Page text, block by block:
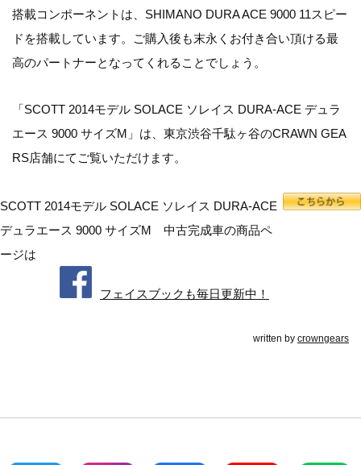
搭載コンポーネントは、SHIMANO DURA ACE 9000 11スピー
ドを搭載しています。ご購入後も末永くお付き合い頂ける最
高のパートナーとなってくれることでしょう。
「SCOTT 2014モデル SOLACE ソレイス DURA-ACE デュラ
エース 9000 サイズM」は、東京渋谷千駄ヶ谷のCRAWN GEA
RS店舗にてご覧いただけます。
SCOTT 2014モデル SOLACE ソレイス DURA-ACE
デュラエース 9000 サイズM 中古完成車の商品ペ
ージは
フェイスブックも毎日更新中！
written by crowngears